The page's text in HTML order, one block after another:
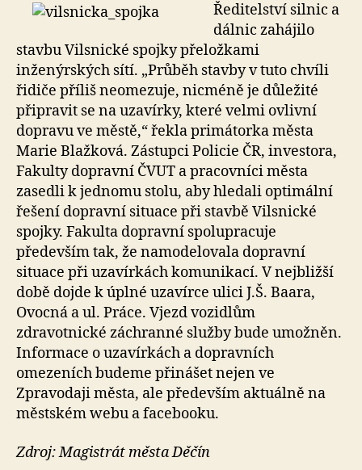
Ředitelství silnic a
dálnic zahájilo
stavbu Vilsnické spojky přeložkami
inženýrských sítí. „Průběh stavby v tuto chvíli
řidiče příliš neomezuje, nicméně je důležité
připravit se na uzavírky, které velmi ovlivní
dopravu ve městě,“ řekla primátorka města
Marie Blažková. Zástupci Policie ČR, investora,
Fakulty dopravní ČVUT a pracovníci města
zasedli k jednomu stolu, aby hledali optimální
řešení dopravní situace při stavbě Vilsnické
spojky. Fakulta dopravní spolupracuje
především tak, že namodelovala dopravní
situace při uzavírkách komunikací. V nejbližší
době dojde k úplné uzavírce ulici J.Š. Baara,
Ovocná a ul. Práce. Vjezd vozidlům
zdravotnické záchranné služby bude umožněn.
Informace o uzavírkách a dopravních
omezeních budeme přinášet nejen ve
Zpravodaji města, ale především aktuálně na
městském webu a facebooku.
Zdroj: Magistrát města Děčín